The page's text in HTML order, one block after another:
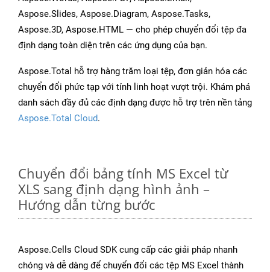
Aspose.Slides, Aspose.Diagram, Aspose.Tasks,
Aspose.3D, Aspose.HTML — cho phép chuyển đổi tệp đa
định dạng toàn diện trên các ứng dụng của bạn.
Aspose.Total hỗ trợ hàng trăm loại tệp, đơn giản hóa các
chuyển đổi phức tạp với tính linh hoạt vượt trội. Khám phá
danh sách đầy đủ các định dạng được hỗ trợ trên nền tảng
Aspose.Total Cloud.
Chuyển đổi bảng tính MS Excel từ
XLS sang định dạng hình ảnh –
Hướng dẫn từng bước
Aspose.Cells Cloud SDK cung cấp các giải pháp nhanh
chóng và dễ dàng để chuyển đổi các tệp MS Excel thành